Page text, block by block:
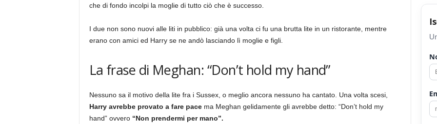
che di fondo incolpi la moglie di tutto ciò che è successo.
I due non sono nuovi alle liti in pubblico: già una volta ci fu una brutta lite in un ristorante, mentre
erano con amici ed Harry se ne andò lasciando lì moglie e figli.
La frase di Meghan: “Don’t hold my hand”
Nessuno sa il motivo della lite fra i Sussex, o meglio ancora nessuno ha cantato. Una volta scesi,
Harry avrebbe provato a fare pacema Meghan gelidamente gli avrebbe detto: “Don’t hold my
hand” ovvero “Non prendermi per mano”.